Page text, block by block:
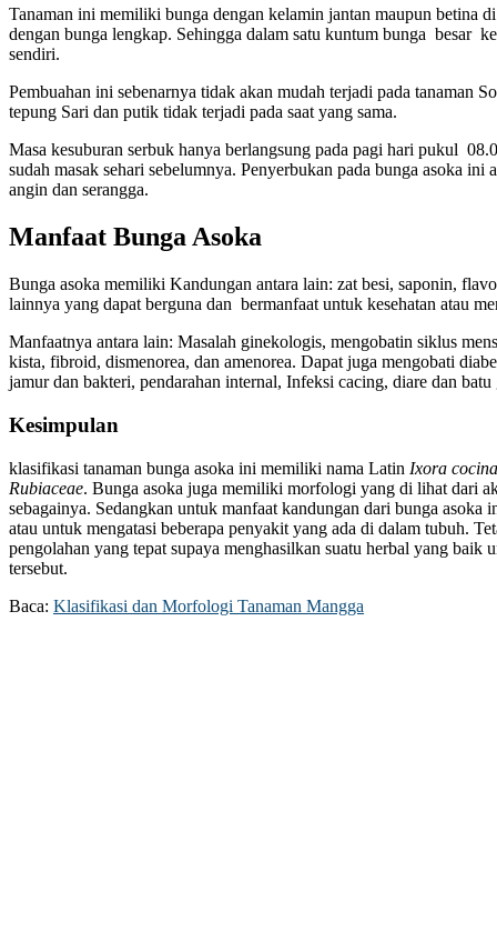
Tanaman ini memiliki bunga dengan kelamin jantan maupun betina
dengan bunga lengkap. Sehingga dalam satu kuntum bunga besar
sendiri.
Pembuahan ini sebenarnya tidak akan mudah terjadi pada tanaman
tepung Sari dan putik tidak terjadi pada saat yang sama.
Masa kesuburan serbuk hanya berlangsung pada pagi hari pukul
sudah masak sehari sebelumnya. Penyerbukan pada bunga asoka ini
angin dan serangga.
Manfaat Bunga Asoka
Bunga asoka memiliki Kandungan antara lain: zat besi, saponin,
lainnya yang dapat berguna dan bermanfaat untuk kesehatan atau
Manfaatnya antara lain: Masalah ginekologis, mengobatin siklus
kista, fibroid, dismenorea, dan amenorea. Dapat juga mengobati
jamur dan bakteri, pendarahan internal, Infeksi cacing, diare dan
Kesimpulan
klasifikasi tanaman bunga asoka ini memiliki nama Latin Ixora
Rubiaceae. Bunga asoka juga memiliki morfologi yang di lihat dari
sebagainya. Sedangkan untuk manfaat kandungan dari bunga asoka
atau untuk mengatasi beberapa penyakit yang ada di dalam tubuh.
pengolahan yang tepat supaya menghasilkan suatu herbal yang baik
tersebut.
Baca: Klasifikasi dan Morfologi Tanaman Mangga